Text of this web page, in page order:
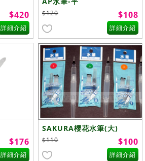
$420
詳細介紹
$120 $108
詳細介紹
$176
詳細介紹
SAKURA櫻花水筆(大)
$110 $100
詳細介紹